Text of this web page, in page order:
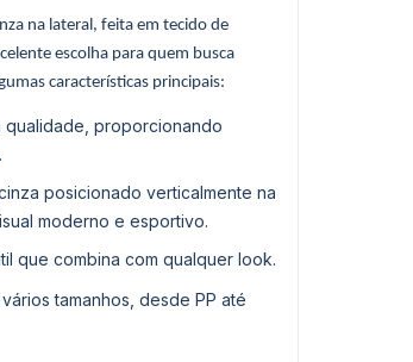
na lateral, feita em tecido de
escolha para quem busca
características principais:
qualidade, proporcionando
posicionado verticalmente na
moderno e esportivo.
que combina com qualquer look.
tamanhos, desde PP até